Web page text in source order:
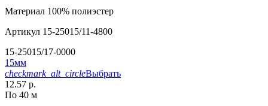
Материал 100% полиэстер
Артикул 15-25015/11-4800
15-25015/17-0000
15мм
checkmark_alt_circleВыбрать
12.57 р.
По 40 м